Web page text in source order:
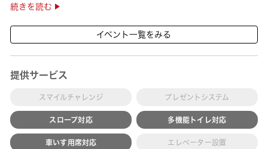
さらに、鹿児島で育った高級魚【鹿児島県産活〆かんぱち】など
続きを読む
イベント一覧をみる
提供サービス
スマイルチャレンジ プレゼントシステム
スロープ対応 多機能トイレ対応
車いす用席対応 エレベーター設置